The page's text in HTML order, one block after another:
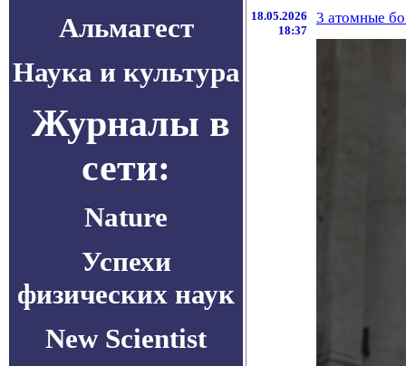
Альмагест
Наука и культура
Журналы в
сети:
Nature
Успехи
физических наук
New Scientist
18.05.2026
18:37
3 атомные